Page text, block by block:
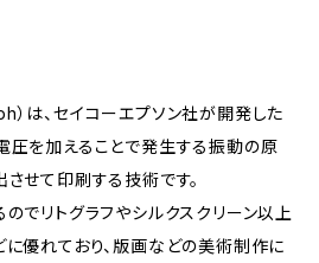
）は、セイコーエプソン社が開発した
圧を加えることで発生する振動の原
せて印刷する技術です。
でリトグラフやシルクスクリーン以上
に優れており、版画などの美術制作に